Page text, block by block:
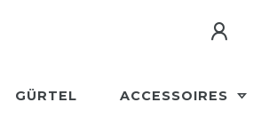
GÜRTEL ACCESSOIRES